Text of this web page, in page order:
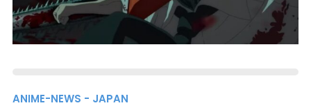
ANIME-NEWS - JAPAN